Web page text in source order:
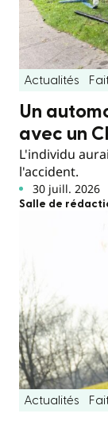
Actualités
Un
avec un
L'individu
l'accident.
30 juill. 2026
Salle de
Actualités